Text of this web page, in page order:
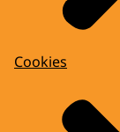
Cookies